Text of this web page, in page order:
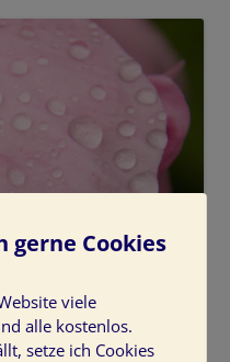
gerne Cookies
viele
alle kostenlos.
setze ich Cookies